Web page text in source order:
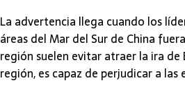
La advertencia llega cuando los
áreas del Mar del Sur de China
región suelen evitar atraer la ira
región, es capaz de perjudicar a